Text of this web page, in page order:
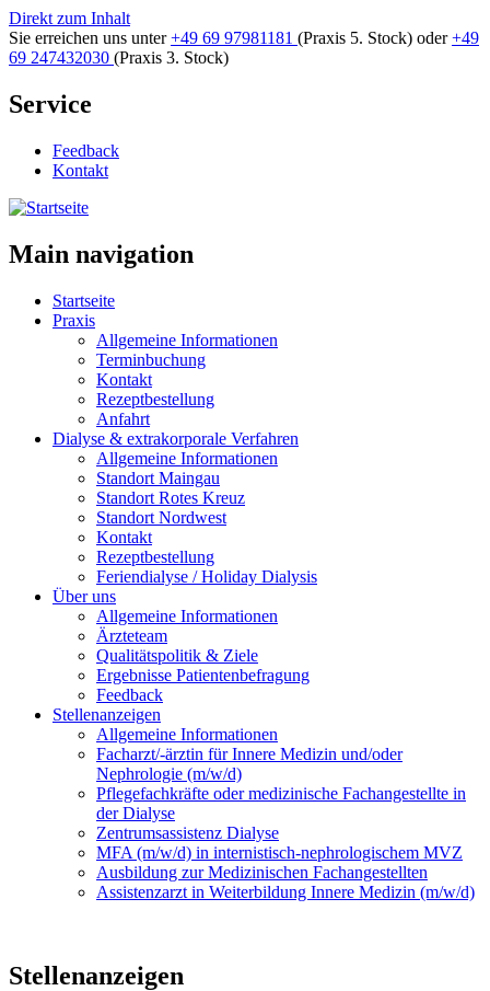
Direkt zum Inhalt
Sie erreichen uns unter+49 69 97981181 (Praxis 5. Stock) oder+49
69 247432030 (Praxis 3. Stock)
Service
Feedback
Kontakt
Main navigation
Startseite
Praxis
Allgemeine Informationen
Terminbuchung
Kontakt
Rezeptbestellung
Anfahrt
Dialyse & extrakorporale Verfahren
Allgemeine Informationen
Standort Maingau
Standort Rotes Kreuz
Standort Nordwest
Kontakt
Rezeptbestellung
Feriendialyse / Holiday Dialysis
Über uns
Allgemeine Informationen
Ärzteteam
Qualitätspolitik & Ziele
Ergebnisse Patientenbefragung
Feedback
Stellenanzeigen
Allgemeine Informationen
Facharzt/-ärztin für Innere Medizin und/oder
Nephrologie (m/w/d)
Pflegefachkräfte oder medizinische Fachangestellte in
der Dialyse
Zentrumsassistenz Dialyse
MFA (m/w/d) in internistisch-nephrologischem MVZ
Ausbildung zur Medizinischen Fachangestellten
Assistenzarzt in Weiterbildung Innere Medizin (m/w/d)
Stellenanzeigen